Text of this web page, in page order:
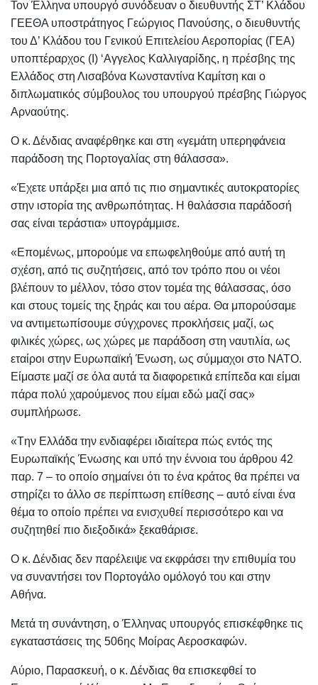
Τον Έλληνα υπουργό συνόδευαν ο διευθυντής ΣΤ’ Κλάδου
ΓΕΕΘΑ υποστράτηγος Γεώργιος Πανούσης, ο διευθυντής
του Δ’ Κλάδου του Γενικού Επιτελείου Αεροπορίας (ΓΕΑ)
υποπτέραρχος (Ι) ‘Αγγελος Καλλιγαρίδης, η πρέσβης της
Ελλάδος στη Λισαβόνα Κωνσταντίνα Καμίτση και ο
διπλωματικός σύμβουλος του υπουργού πρέσβης Γιώργος
Αρναούτης.
Ο κ. Δένδιας αναφέρθηκε και στη «γεμάτη υπερηφάνεια
παράδοση της Πορτογαλίας στη θάλασσα».
«Έχετε υπάρξει μια από τις πιο σημαντικές αυτοκρατορίες
στην ιστορία της ανθρωπότητας. Η θαλάσσια παράδοσή
σας είναι τεράστια» υπογράμμισε.
«Επομένως, μπορούμε να επωφεληθούμε από αυτή τη
σχέση, από τις συζητήσεις, από τον τρόπο που οι νέοι
βλέπουν το μέλλον, τόσο στον τομέα της θάλασσας, όσο
και στους τομείς της ξηράς και του αέρα. Θα μπορούσαμε
να αντιμετωπίσουμε σύγχρονες προκλήσεις μαζί, ως
φιλικές χώρες, ως χώρες με παράδοση στη ναυτιλία, ως
εταίροι στην Ευρωπαϊκή Ένωση, ως σύμμαχοι στο ΝΑΤΟ.
Είμαστε μαζί σε όλα αυτά τα διαφορετικά επίπεδα και είμαι
πάρα πολύ χαρούμενος που είμαι εδώ μαζί σας»
συμπλήρωσε.
«Tην Ελλάδα την ενδιαφέρει ιδιαίτερα πώς εντός της
Ευρωπαϊκής Ένωσης και υπό την έννοια του άρθρου 42
παρ. 7 – το οποίο σημαίνει ότι το ένα κράτος θα πρέπει να
στηρίζει το άλλο σε περίπτωση επίθεσης – αυτό είναι ένα
θέμα το οποίο πρέπει να ενισχυθεί περισσότερο και να
συζητηθεί πιο διεξοδικά» ξεκαθάρισε.
Ο κ. Δένδιας δεν παρέλειψε να εκφράσει την επιθυμία του
να συναντήσει τον Πορτογάλο ομόλογό του και στην
Αθήνα.
Μετά τη συνάντηση, ο Έλληνας υπουργός επισκέφθηκε τις
εγκαταστάσεις της 506ης Μοίρας Αεροσκαφών.
Αύριο, Παρασκευή, ο κ. Δένδιας θα επισκεφθεί το